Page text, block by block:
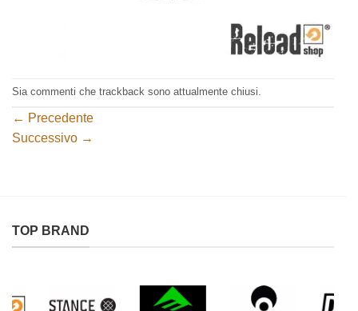
Sia commenti che trackback sono attualmente chiusi.
← Precedente
Successivo →
TOP BRAND